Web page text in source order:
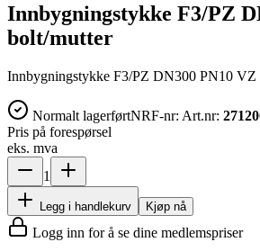
Innbygningstykke F3/PZ
bolt/mutter
Innbygningstykke F3/PZ DN300 PN10 VZ
Normalt lagerførtNRF-nr: Art.nr:
Pris på forespørsel
eks. mva
1
Legg i handlekurv Kjøp nå
Logg inn for å se dine medlemspriser